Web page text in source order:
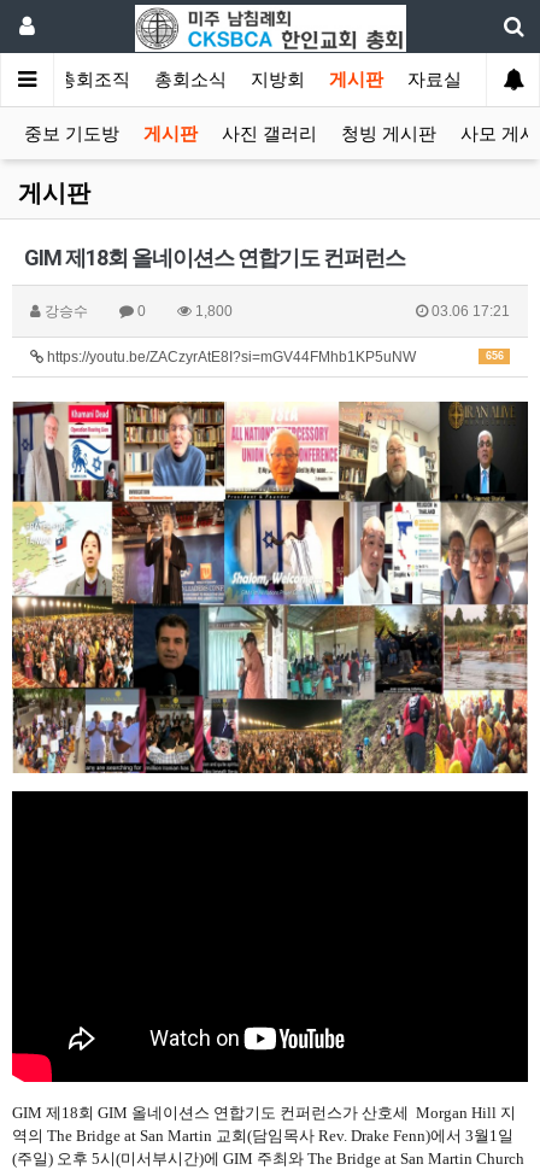
개 총회조직 총회소식 지방회 게시판 자료실
중보 기도방 게시판 사진 갤러리 청빙 게시판 사모 게
게시판
GIM 제18회 올네이션스 연합기도 컨퍼런스
강승수 0 1,800 03.06 17:21
656
https://youtu.be/ZACzyrAtE8I?si=mGV44FMhb1KP5uNW
GIM 제 18회 GIM 올네이션스 연합기도 컨퍼런스가 산호세 Morgan Hill 지
역의 The Bridge at San Martin 교회(담임목사 Rev. Drake Fenn)에서 3월 1 일
(주일) 오후 5시(미서부시간)에 GIM 주최와 The Bridge at San Martin Church